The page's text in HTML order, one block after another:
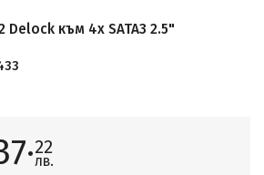
Delock към 4x SATA3 2.5"
22
лв.